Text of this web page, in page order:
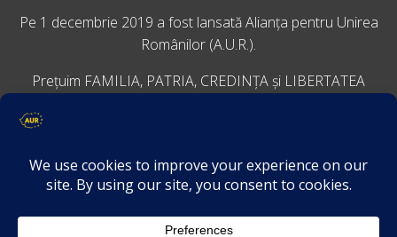
Pe 1 decembrie 2019 a fost lansatăAlianța pentru Unirea
Românilor (A.U.R.).
Prețuim FAMILIA, PATRIA, CREDINȚA și LIBERTATEA
VINO ALĂTURI DE NOI
Descarcă aplicația Platforma AUR